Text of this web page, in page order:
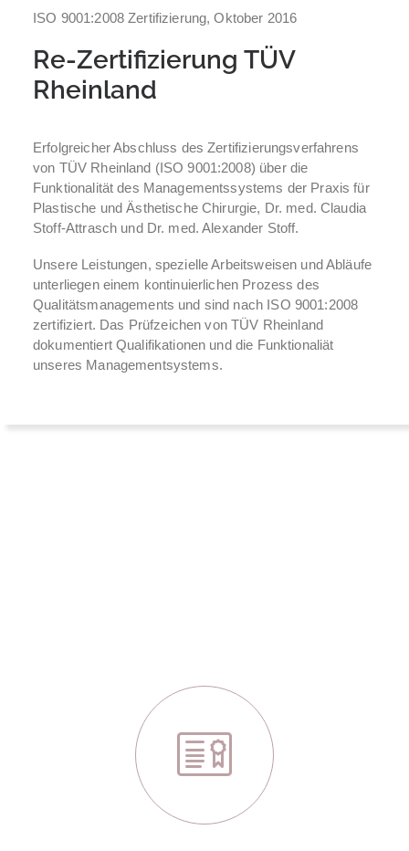
ISO 9001:2008 Zertifizierung, Oktober 2016
Re-Zertifizierung TÜV
Rheinland
Erfolgreicher Abschluss des Zertifizierungsverfahrens
von TÜV Rheinland (ISO 9001:2008) über die
Funktionalität des Managementssystems der Praxis für
Plastische und Ästhetische Chirurgie, Dr. med. Claudia
Stoff-Attrasch und Dr. med. Alexander Stoff.
Unsere Leistungen, spezielle Arbeitsweisen und Abläufe
unterliegen einem kontinuierlichen Prozess des
Qualitätsmanagements und sind nach ISO 9001:2008
zertifiziert. Das Prüfzeichen von TÜV Rheinland
dokumentiert Qualifikationen und die Funktionaliät
unseres Managementsystems.